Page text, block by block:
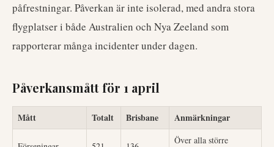
påfrestningar. Påverkan är inte isolerad, med andra stora
flygplatser i både Australien och Nya Zeeland som
rapporterar många incidenter under dagen.
Påverkansmått för 1 april
Mått Totalt Brisbane Anmärkningar
Över alla större